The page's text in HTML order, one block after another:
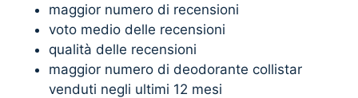
maggior numero di recensioni
voto medio delle recensioni
qualità delle recensioni
maggior numero di deodorante collistar
venduti negli ultimi 12 mesi